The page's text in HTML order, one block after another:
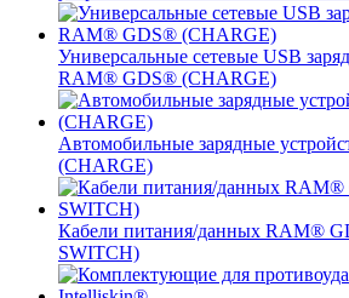
Универсальные сетевые USB
RAM® GDS® (CHARGE)
Автомобильные зарядные
(CHARGE)
Кабели питания/данных RAM®
SWITCH)